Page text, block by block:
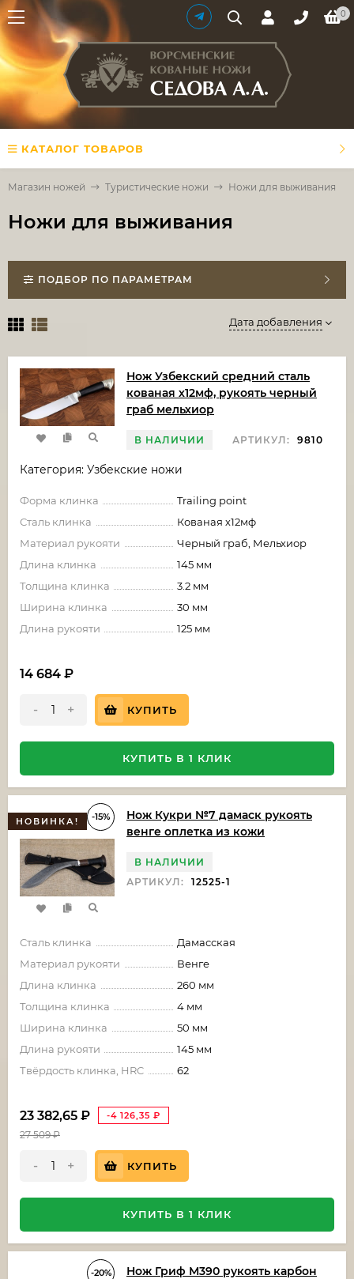
0
КАТАЛОГ ТОВАРОВ
Магазин ножей Туристические ножи Ножи для выживания
Ножи для выживания
ПОДБОР ПО ПАРАМЕТРАМ
Дата добавления
Нож Узбекский средний сталь
кованая х12мф, рукоять черный
граб мельхиор
В НАЛИЧИИ АРТИКУЛ: 9810
Категория: Узбекские ножи
Форма клинка
Trailing point
Сталь клинка
Кованая х12мф
Материал рукояти
Черный граб, Мельхиор
Длина клинка
145 мм
Толщина клинка
3.2 мм
Ширина клинка
30 мм
Длина рукояти
125 мм
14 684 ₽
- + КУПИТЬ
КУПИТЬ В 1 КЛИК
НОВИНКА! -15%
Нож Кукри №7 дамаск рукоять
венге оплетка из кожи
В НАЛИЧИИ
АРТИКУЛ:
12525-1
Сталь клинка
Дамасская
Материал рукояти
Венге
Длина клинка
260 мм
Толщина клинка
4 мм
Ширина клинка
50 мм
Длина рукояти
145 мм
Твёрдость клинка, HRC
62
23 382,65 ₽ -4 126,35 ₽
27 509₽
- + КУПИТЬ
КУПИТЬ В 1 КЛИК
-20%
Нож Гриф М390 рукоять карбон